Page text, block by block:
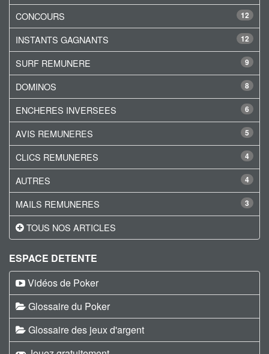
12
CONCOURS
12
INSTANTS GAGNANTS
9
SURF REMUNERE
8
DOMINOS
6
ENCHERES INVERSEES
5
AVIS REMUNERES
4
CLICS REMUNERES
4
AUTRES
3
MAILS REMUNERES
TOUS NOS ARTICLES
ESPACE DETENTE
Vidéos de Poker
Glossaire du Poker
Glossaire des jeux d'argent